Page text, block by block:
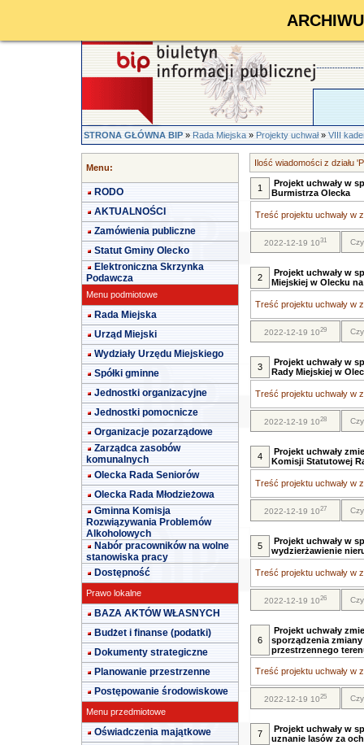
STRONA GŁÓWNA BIP»Rada Miejska»Projekty uchwał»VIII
Menu:
RODO
AKTUALNOŚCI
Zamówienia publiczne
Statut Gminy Olecko
Elektroniczna Skrzynka
Podawcza
Menu podmiotowe
Rada Miejska
Urząd Miejski
Wydziały Urzędu Miejskiego
Spółki gminne
Jednostki organizacyjne
Jednostki pomocnicze
Organizacje pozarządowe
Zarządca zasobów
komunalnych
Olecka Rada Seniorów
Olecka Rada Młodzieżowa
Gminna Komisja
Rozwiązywania Problemów
Alkoholowych
Nabór pracowników na wolne
stanowiska pracy
Dostępność
Prawo lokalne
BAZA AKTÓW WŁASNYCH
Budżet i finanse (podatki)
Dokumenty strategiczne
Planowanie przestrzenne
Postępowanie środowiskowe
Menu przedmiotowe
Oświadczenia majątkowe
Ilość wiadomości z działu
1
Projekt uchwały w
Burmistrza Olecka
Treść projektu uchwały w
2022-12-19 1031
2
Projekt uchwały w
Miejskiej w Olecku na
Treść projektu uchwały w
2022-12-19 1029
3
Projekt uchwały w
Rady Miejskiej w
Treść projektu uchwały w
2022-12-19 1028
4
Projekt uchwały
Komisji Statutowej
Treść projektu uchwały w
2022-12-19 1027
5
Projekt uchwały w
wydzierżawienie
Treść projektu uchwały w
2022-12-19 1026
6
Projekt uchwały
sporządzenia
przestrzennego
Treść projektu uchwały w
2022-12-19 1025
7
Projekt uchwały w
uznanie lasów za